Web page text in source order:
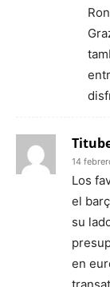
14
Los
el
su
en